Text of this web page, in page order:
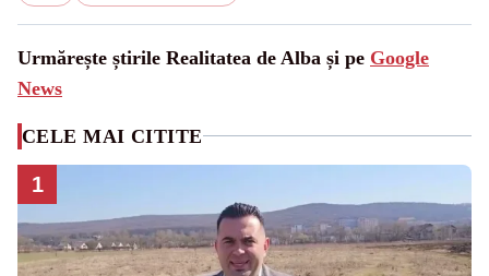
Urmărește știrile Realitatea de Alba și pe Google
News
CELE MAI CITITE
1